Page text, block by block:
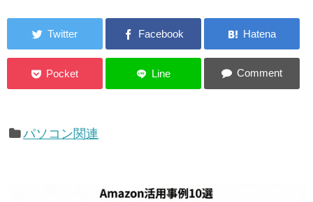
パソコン関連